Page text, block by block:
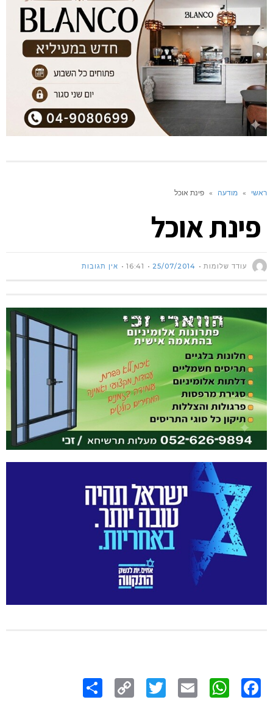
ראשי » מודעה » פינת אוכל
פינת אוכל
עודד שלומות 25/07/2014
16:41 אין תגובות
Link